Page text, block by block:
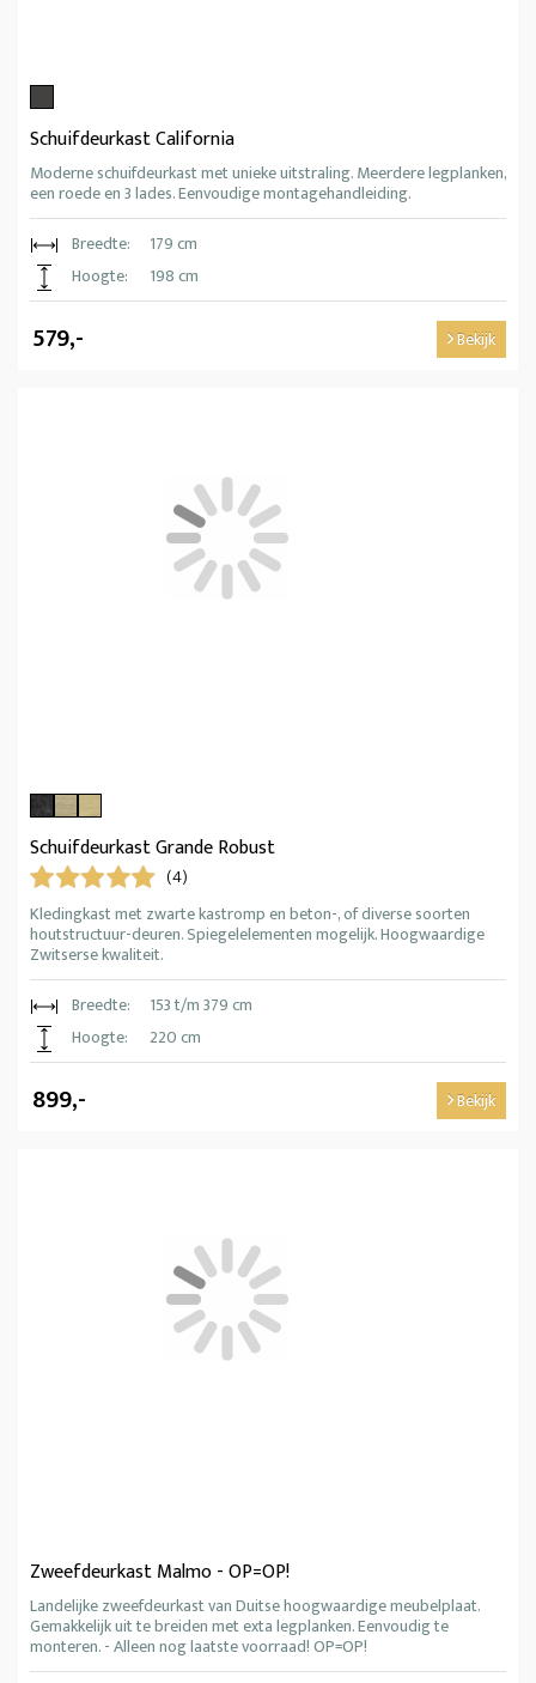
Schuifdeurkast California
Moderne schuifdeurkast met unieke uitstraling. Meerdere legplanken,
een roede en 3 lades. Eenvoudige montagehandleiding.
Breedte:
179 cm
Hoogte:
198 cm
579,- Bekijk
Schuifdeurkast Grande Robust
(4)
Kledingkast met zwarte kastromp en beton-, of diverse soorten
houtstructuur-deuren. Spiegelelementen mogelijk. Hoogwaardige
Zwitserse kwaliteit.
Breedte:
153 t/m 379 cm
Hoogte:
220 cm
899,- Bekijk
Zweefdeurkast Malmo - OP=OP!
Landelijke zweefdeurkast van Duitse hoogwaardige meubelplaat.
Gemakkelijk uit te breiden met exta legplanken. Eenvoudig te
monteren. - Alleen nog laatste voorraad! OP=OP!